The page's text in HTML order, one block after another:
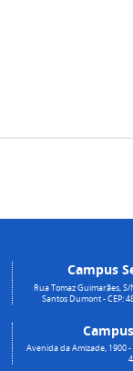
Campus
Rua Tomaz Guimarães,
Santos Dumont - CEP:
Avenida da Amizade, 1900 -